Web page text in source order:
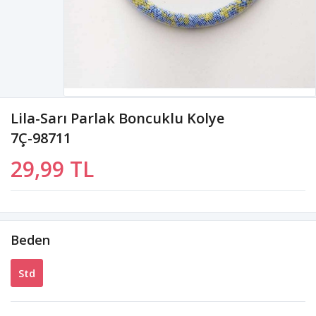
Lila-Sarı Parlak Boncuklu Kolye
7Ç-98711
29,99 TL
Beden
Std